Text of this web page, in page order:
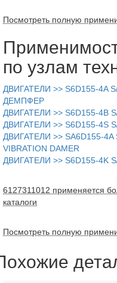
Посмотреть полную
по узлам
ДВИГАТЕЛИ >> S6D155-4A
ДЕМПФЕР
ДВИГАТЕЛИ >> S6D155-4B
ДВИГАТЕЛИ >> S6D155-4S
ДВИГАТЕЛИ >> SA6D155-
VIBRATION DAMER
ДВИГАТЕЛИ >> S6D155-4K
6127311012 применяется
каталоги
Посмотреть полную